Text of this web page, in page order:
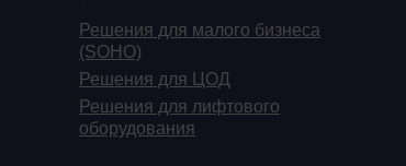
Решения для малого бизнеса
(SOHO)
Решения для ЦОД
Решения для лифтового
оборудования